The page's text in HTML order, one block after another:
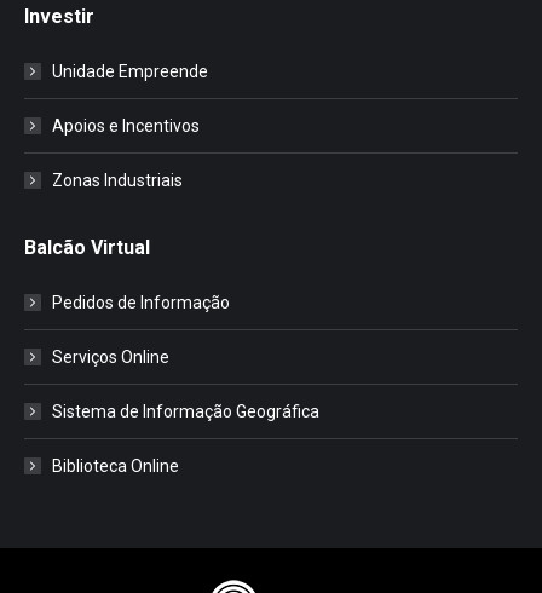
Investir
Unidade Empreende
Apoios e Incentivos
Zonas Industriais
Balcão Virtual
Pedidos de Informação
Serviços Online
Sistema de Informação Geográfica
Biblioteca Online